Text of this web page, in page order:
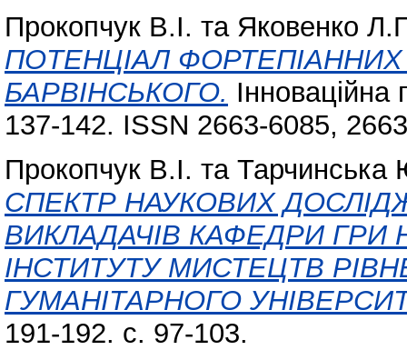
Прокопчук В.І. та Яковенко
ПОТЕНЦІАЛ
БАРВІНСЬКОГО.
137-142. ISSN 2663-6085,
Прокопчук В.І. та Тарчинська
СПЕКТР НАУКОВИХ
ВИКЛАДАЧІВ КАФЕДРИ
ІНСТИТУТУ МИСТЕЦТВ
ГУМАНІТАРНОГО
191-192. с. 97-103.